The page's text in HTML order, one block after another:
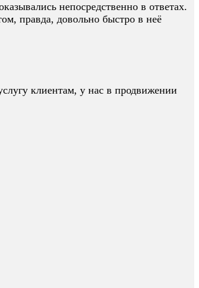
непосредственно в ответах.
правда, довольно быстро в неё
клиентам, у нас в продвижении